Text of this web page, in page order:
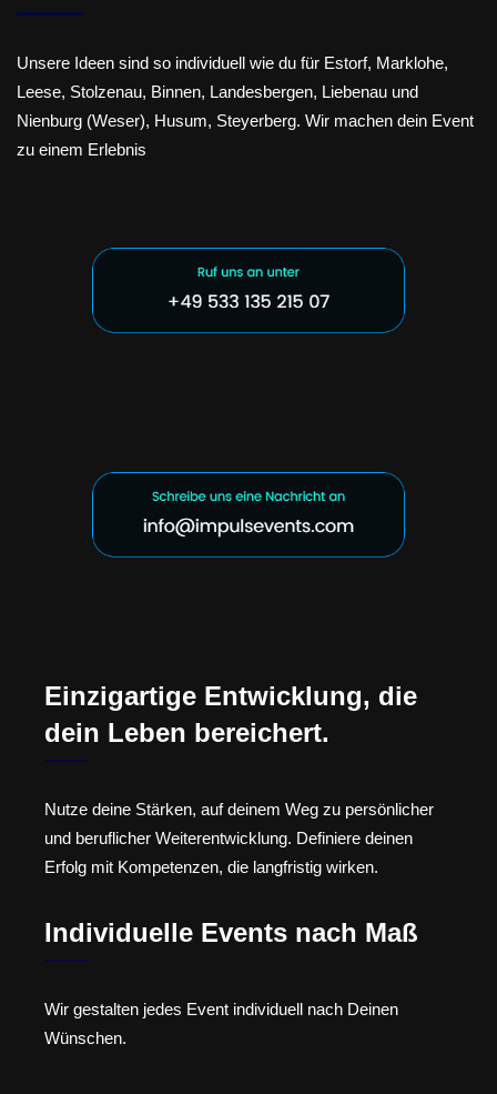
Unsere Ideen sind so individuell wie du für Estorf, Marklohe,
Leese, Stolzenau, Binnen, Landesbergen, Liebenau und
Nienburg (Weser), Husum, Steyerberg. Wir machen dein Event
zu einem Erlebnis
Einzigartige Entwicklung, die
dein Leben bereichert.
Nutze deine Stärken, auf deinem Weg zu persönlicher
und beruflicher Weiterentwicklung. Definiere deinen
Erfolg mit Kompetenzen, die langfristig wirken.
Individuelle Events nach Maß
Wir gestalten jedes Event individuell nach Deinen
Wünschen.